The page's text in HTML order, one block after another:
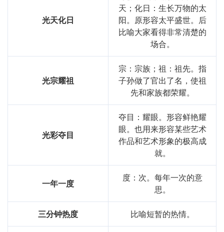
光天化日
天；化日：生长万物的太
阳。原形容太平盛世。后
比喻大家看得非常清楚的
场合。
光宗耀祖
宗：宗族；祖：祖先。指
子孙做了官出了名，使祖
先和家族都荣耀。
光彩夺目
夺目：耀眼。形容鲜艳耀
眼。也用来形容某些艺术
作品和艺术形象的极高成
就。
一年一度
度：次。每年一次的意
思。
三分钟热度 比喻短暂的热情。